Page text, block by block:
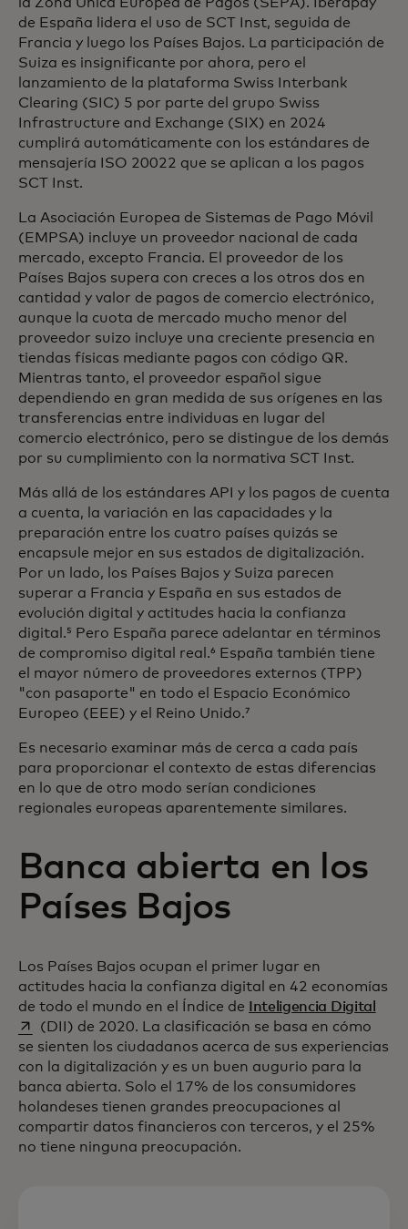
de España lidera el uso de SCT Inst, seguida de
Francia y luego los Países Bajos. La participación de
Suiza es insignificante por ahora, pero el
lanzamiento de la plataforma Swiss Interbank
Clearing (SIC) 5 por parte del grupo Swiss
Infrastructure and Exchange (SIX) en 2024
cumplirá automáticamente con los estándares de
mensajería ISO 20022 que se aplican a los pagos
SCT Inst.
La Asociación Europea de Sistemas de Pago Móvil
(EMPSA) incluye un proveedor nacional de cada
mercado, excepto Francia. El proveedor de los
Países Bajos supera con creces a los otros dos en
cantidad y valor de pagos de comercio electrónico,
aunque la cuota de mercado mucho menor del
proveedor suizo incluye una creciente presencia en
tiendas físicas mediante pagos con código QR.
Mientras tanto, el proveedor español sigue
dependiendo en gran medida de sus orígenes en las
transferencias entre individuas en lugar del
comercio electrónico, pero se distingue de los demás
por su cumplimiento con la normativa SCT Inst.
Más allá de los estándares API y los pagos de cuenta
a cuenta, la variación en las capacidades y la
preparación entre los cuatro países quizás se
encapsule mejor en sus estados de digitalización.
Por un lado, los Países Bajos y Suiza parecen
superar a Francia y España en sus estados de
evolución digital y actitudes hacia la confianza
digital.⁵ Pero España parece adelantar en términos
de compromiso digital real.⁶ España también tiene
el mayor número de proveedores externos (TPP)
"con pasaporte" en todo el Espacio Económico
Europeo (EEE) y el Reino Unido.⁷
Es necesario examinar más de cerca a cada país
para proporcionar el contexto de estas diferencias
en lo que de otro modo serían condiciones
regionales europeas aparentemente similares.
Banca abierta en los
Países Bajos
Los Países Bajos ocupan el primer lugar en
actitudes hacia la confianza digital en 42 economías
de todo el mundo en el Índice de
Inteligencia Digital
(DII) de 2020. La clasificación se basa en cómo
se sienten los ciudadanos acerca de sus experiencias
con la digitalización y es un buen augurio para la
banca abierta. Solo el 17% de los consumidores
holandeses tienen grandes preocupaciones al
compartir datos financieros con terceros, y el 25%
no tiene ninguna preocupación.